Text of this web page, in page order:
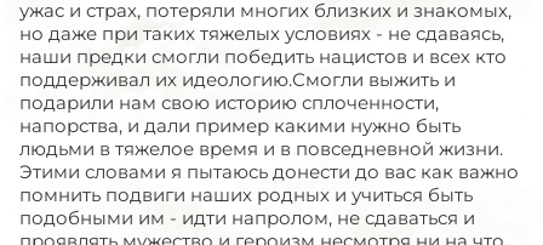
ужас и страх, потеряли многих близких и знакомых,
но даже при таких тяжелых условиях - не сдаваясь,
наши предки смогли победить нацистов и всех кто
поддерживал их идеологию.Смогли выжить и
подарили нам свою историю сплоченности,
напорства, и дали пример какими нужно быть
людьми в тяжелое время и в повседневной жизни.
Этими словами я пытаюсь донести до вас как важно
помнить подвиги наших родных и учиться быть
подобными им - идти напролом, не сдаваться и
проявлять мужество и героизм несмотря ни на что.